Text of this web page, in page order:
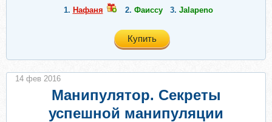
1. Нафаня 2. Фаиссу 3. Jalapeno
Купить
Манипулятор. Секреты
успешной манипуляции
14 фев 2016